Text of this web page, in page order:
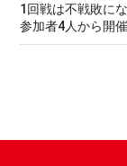
1回戦は不戦敗にな
参加者4人から開